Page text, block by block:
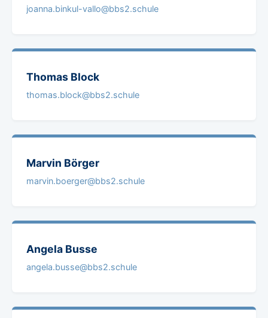
joanna.binkul-vallo@bbs2.schule
Thomas Block
thomas.block@bbs2.schule
Marvin Börger
marvin.boerger@bbs2.schule
Angela Busse
angela.busse@bbs2.schule